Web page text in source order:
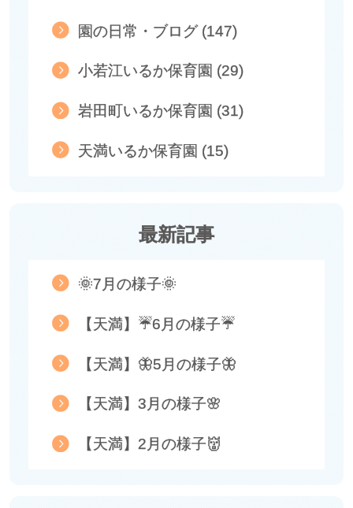
園の日常・ブログ (147)
小若江いるか保育園 (29)
岩田町いるか保育園 (31)
天満いるか保育園 (15)
最新記事
🌞7月の様子🌞
【天満】☔6月の様子☔
【天満】🦋5月の様子🦋
【天満】3月の様子🌸
【天満】2月の様子👹